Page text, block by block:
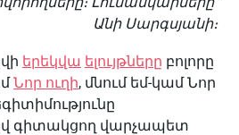
Անի Սարգսյանի։
երեկվա ելույթները բոլորը
Նոր ուղի, մնում եմ-կամ Նոր
գիտակցող վարչապետ